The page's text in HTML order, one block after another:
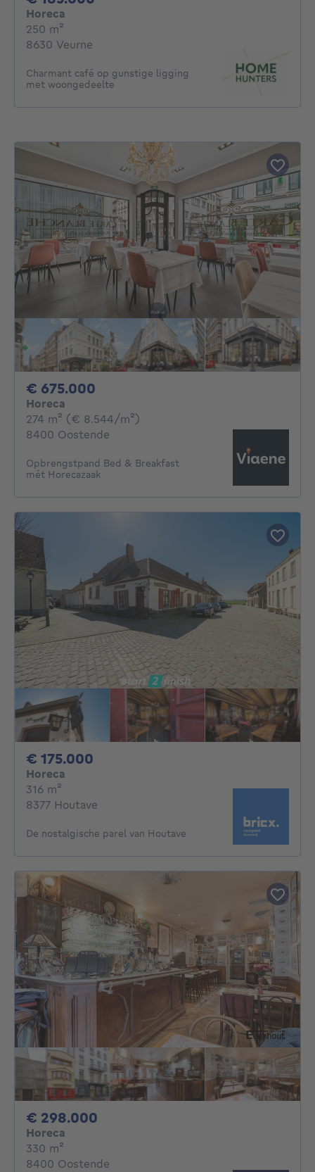
Horeca
250 m²
8630 Veurne
Charmant café op gunstige ligging
met woongedeelte
€ 675.000
Horeca
274 m² vierkante meters
(€ 8.544/m²)
8400 Oostende
Opbrengstpand Bed & Breakfast
mét Horecazaak
€ 175.000
Horeca
316 m²
8377 Houtave
De nostalgische parel van Houtave
€ 298.000
Horeca
330 m²
8400 Oostende